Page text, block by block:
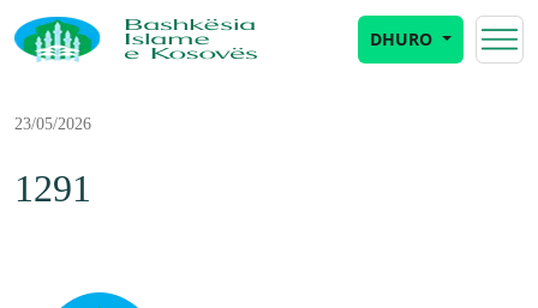
DHURO
23/05/2026
1291